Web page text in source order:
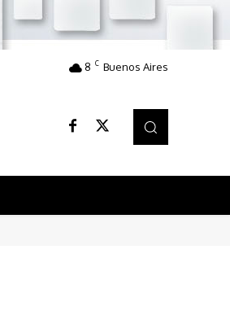
8 C Buenos Aires